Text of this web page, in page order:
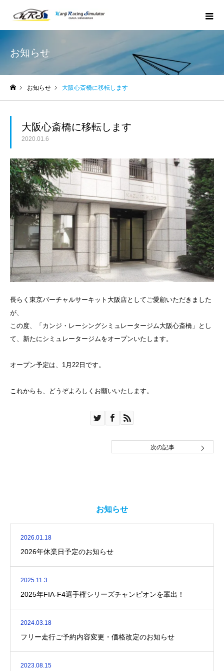
お知らせ
お知らせ 大阪心斎橋に移転します
大阪心斎橋に移転します
2020.01.6
長らく東京バーチャルサーキット大阪店としてご愛顧いただきました
が、
この度、「カンジ・レーシングシミュレータージム大阪心斎橋」とし
て、新たにシミュレータージムをオープンいたします。
オープン予定は、1月22日です。
これからも、どうぞよろしくお願いいたします。
次の記事
お知らせ
2026.01.18
2026年休業日予定のお知らせ
2025.11.3
2025年FIA-F4選手権シリーズチャンピオンを輩出！
2024.03.18
フリー走行ご予約内容変更・価格改定のお知らせ
2023.08.15